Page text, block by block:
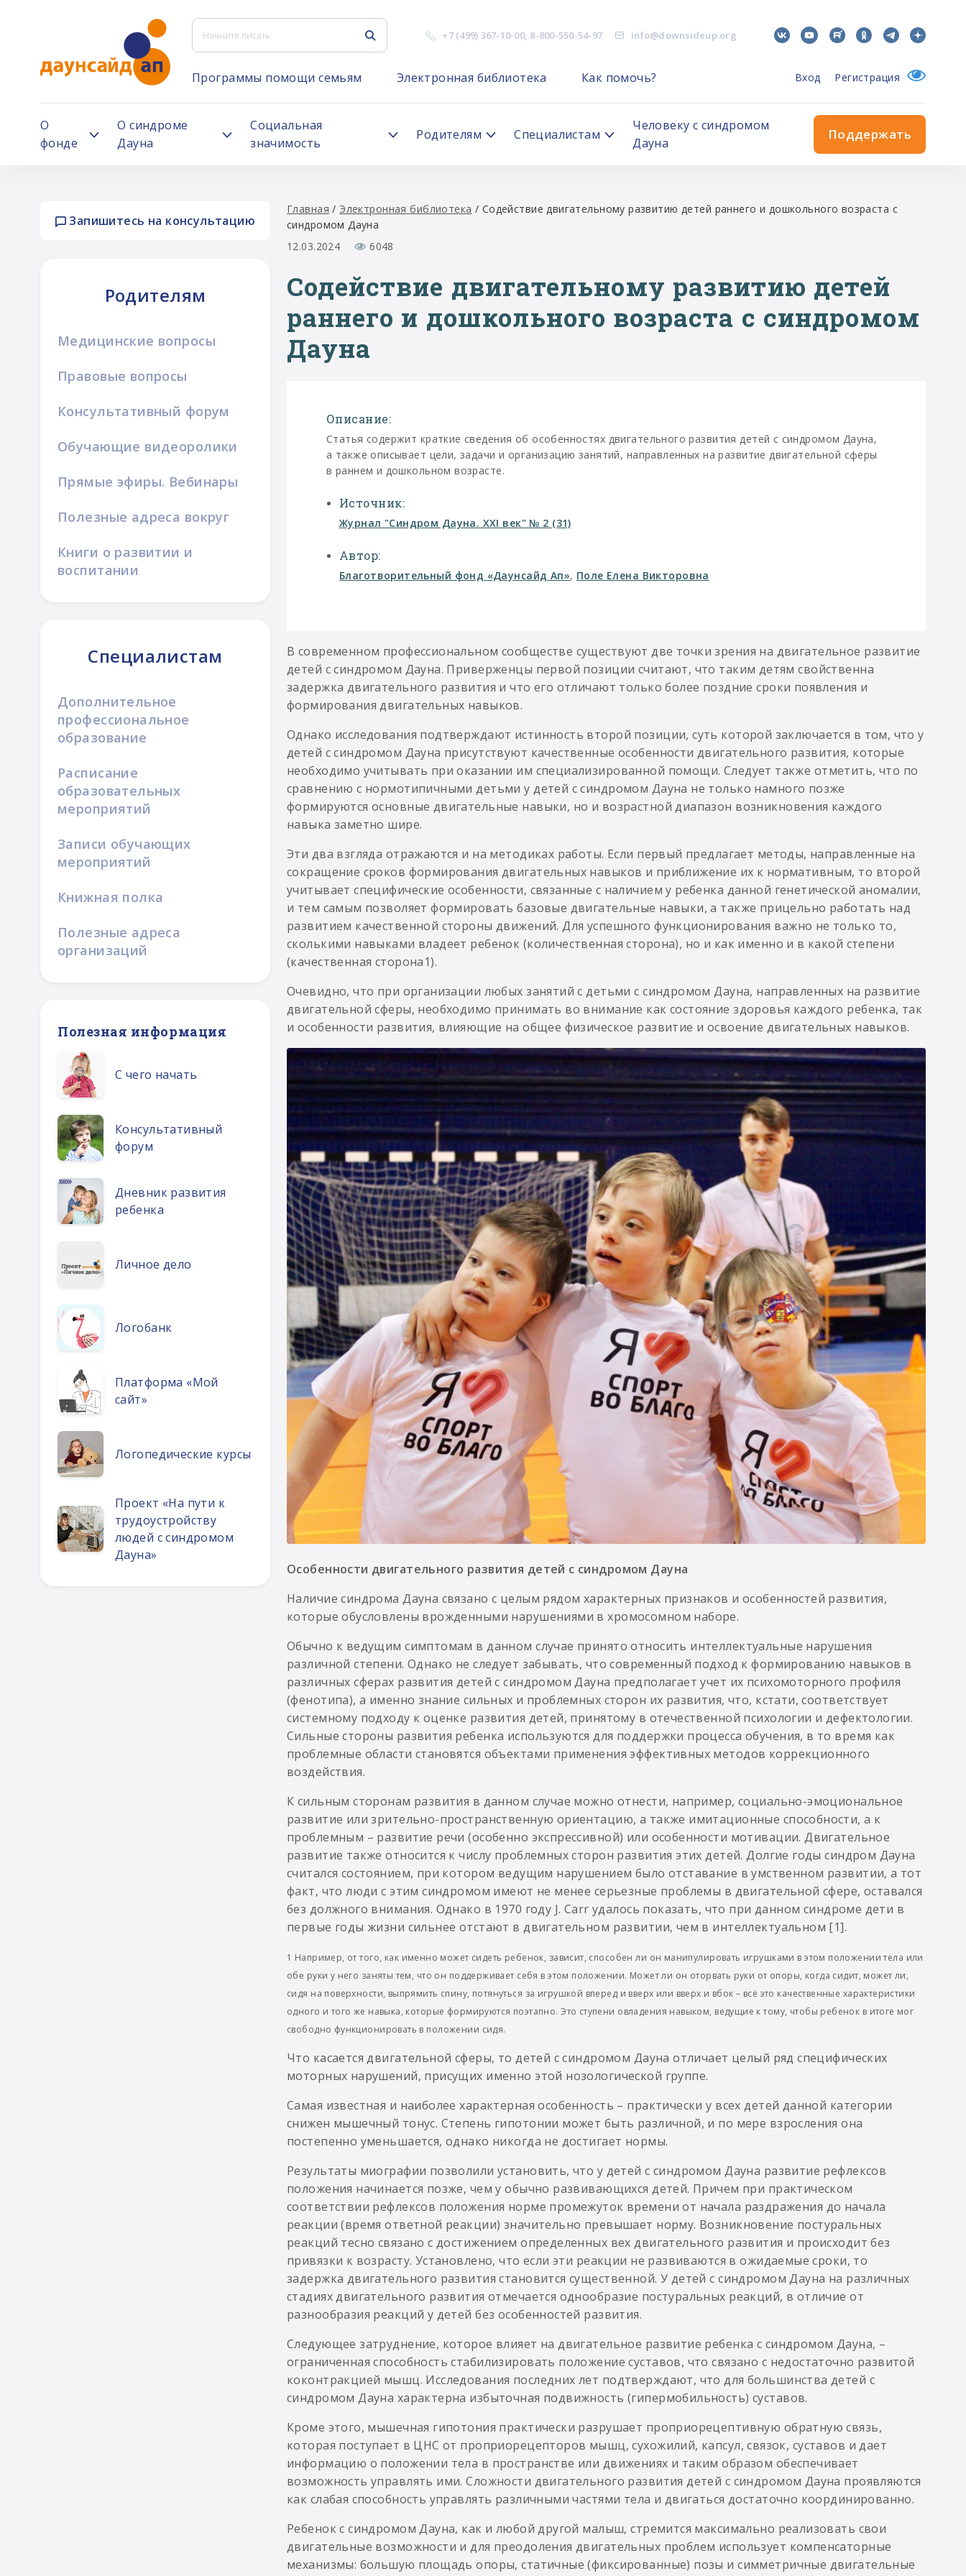
+7 (499) 367-10-00, 8-800-550-54-97 info@downsideup.org
Программы помощи семьям Электронная библиотека Как помочь? Вход Регистрация
О
фонде
О синдроме
Дауна
Социальная
значимость
Родителям Специалистам
Человеку с синдромом
Дауна
Поддержать
Запишитесь на консультацию
Родителям
Медицинские вопросы
Правовые вопросы
Консультативный форум
Обучающие видеоролики
Прямые эфиры. Вебинары
Полезные адреса вокруг
Книги о развитии и
воспитании
Специалистам
Дополнительное
профессиональное
образование
Расписание
образовательных
мероприятий
Записи обучающих
мероприятий
Книжная полка
Полезные адреса
организаций
Полезная информация
С чего начать
Консультативный
форум
Дневник развития
ребенка
Личное дело
Логобанк
Платформа «Мой
сайт»
Логопедические курсы
Проект «На пути к
трудоустройству
людей с синдромом
Дауна»
Главная / Электронная библиотека / Содействие двигательному развитию детей раннего и дошкольного возраста с
синдромом Дауна
12.03.2024
6048
Содействие двигательному развитию детей
раннего и дошкольного возраста с синдромом
Дауна
Описание:
Статья содержит краткие сведения об особенностях двигательного развития детей с синдромом Дауна,
а также описывает цели, задачи и организацию занятий, направленных на развитие двигательной сферы
в раннем и дошкольном возрасте.
Источник:
Журнал "Синдром Дауна. XXI век" № 2 (31)
Автор:
Благотворительный фонд «Даунсайд Ап», Поле Елена Викторовна
В современном профессиональном сообществе существуют две точки зрения на двигательное развитие
детей с синдромом Дауна. Приверженцы первой позиции считают, что таким детям свойственна
задержка двигательного развития и что его отличают только более поздние сроки появления и
формирования двигательных навыков.
Однако исследования подтверждают истинность второй позиции, суть которой заключается в том, что у
детей с синдромом Дауна присутствуют качественные особенности двигательного развития, которые
необходимо учитывать при оказании им специализированной помощи. Следует также отметить, что по
сравнению с нормотипичными детьми у детей с синдромом Дауна не только намного позже
формируются основные двигательные навыки, но и возрастной диапазон возникновения каждого
навыка заметно шире.
Эти два взгляда отражаются и на методиках работы. Если первый предлагает методы, направленные на
сокращение сроков формирования двигательных навыков и приближение их к нормативным, то второй
учитывает специфические особенности, связанные с наличием у ребенка данной генетической аномалии,
и тем самым позволяет формировать базовые двигательные навыки, а также прицельно работать над
развитием качественной стороны движений. Для успешного функционирования важно не только то,
сколькими навыками владеет ребенок (количественная сторона), но и как именно и в какой степени
(качественная сторона1).
Очевидно, что при организации любых занятий с детьми с синдромом Дауна, направленных на развитие
двигательной сферы, необходимо принимать во внимание как состояние здоровья каждого ребенка, так
и особенности развития, влияющие на общее физическое развитие и освоение двигательных навыков.
Особенности двигательного развития детей с синдромом Дауна
Наличие синдрома Дауна связано с целым рядом характерных признаков и особенностей развития,
которые обусловлены врожденными нарушениями в хромосомном наборе.
Обычно к ведущим симптомам в данном случае принято относить интеллектуальные нарушения
различной степени. Однако не следует забывать, что современный подход к формированию навыков в
различных сферах развития детей с синдромом Дауна предполагает учет их психомоторного профиля
(фенотипа), а именно знание сильных и проблемных сторон их развития, что, кстати, соответствует
системному подходу к оценке развития детей, принятому в отечественной психологии и дефектологии.
Сильные стороны развития ребенка используются для поддержки процесса обучения, в то время как
проблемные области становятся объектами применения эффективных методов коррекционного
воздействия.
К сильным сторонам развития в данном случае можно отнести, например, социально-эмоциональное
развитие или зрительно-пространственную ориентацию, а также имитационные способности, а к
проблемным – развитие речи (особенно экспрессивной) или особенности мотивации. Двигательное
развитие также относится к числу проблемных сторон развития этих детей. Долгие годы синдром Дауна
считался состоянием, при котором ведущим нарушением было отставание в умственном развитии, а тот
факт, что люди с этим синдромом имеют не менее серьезные проблемы в двигательной сфере, оставался
без должного внимания. Однако в 1970 году J. Carr удалось показать, что при данном синдроме дети в
первые годы жизни сильнее отстают в двигательном развитии, чем в интеллектуальном [1].
1 Например, от того, как именно может сидеть ребенок, зависит, способен ли он манипулировать игрушками в этом положении тела или
обе руки у него заняты тем, что он поддерживает себя в этом положении. Может ли он оторвать руки от опоры, когда сидит, может ли,
сидя на поверхности, выпрямить спину, потянуться за игрушкой вперед и вверх или вверх и вбок – всё это качественные характеристики
одного и того же навыка, которые формируются поэтапно. Это ступени овладения навыком, ведущие к тому, чтобы ребенок в итоге мог
свободно функционировать в положении сидя.
Что касается двигательной сферы, то детей с синдромом Дауна отличает целый ряд специфических
моторных нарушений, присущих именно этой нозологической группе.
Самая известная и наиболее характерная особенность – практически у всех детей данной категории
снижен мышечный тонус. Степень гипотонии может быть различной, и по мере взросления она
постепенно уменьшается, однако никогда не достигает нормы.
Результаты миографии позволили установить, что у детей с синдромом Дауна развитие рефлексов
положения начинается позже, чем у обычно развивающихся детей. Причем при практическом
соответствии рефлексов положения норме промежуток времени от начала раздражения до начала
реакции (время ответной реакции) значительно превышает норму. Возникновение постуральных
реакций тесно связано с достижением определенных вех двигательного развития и происходит без
привязки к возрасту. Установлено, что если эти реакции не развиваются в ожидаемые сроки, то
задержка двигательного развития становится существенной. У детей с синдромом Дауна на различных
стадиях двигательного развития отмечается однообразие постуральных реакций, в отличие от
разнообразия реакций у детей без особенностей развития.
Следующее затруднение, которое влияет на двигательное развитие ребенка с синдромом Дауна, –
ограниченная способность стабилизировать положение суставов, что связано с недостаточно развитой
коконтракцией мышц. Исследования последних лет подтверждают, что для большинства детей с
синдромом Дауна характерна избыточная подвижность (гипермобильность) суставов.
Кроме этого, мышечная гипотония практически разрушает проприорецептивную обратную связь,
которая поступает в ЦНС от проприорецепторов мышц, сухожилий, капсул, связок, суставов и дает
информацию о положении тела в пространстве или движениях и таким образом обеспечивает
возможность управлять ими. Сложности двигательного развития детей с синдромом Дауна проявляются
как слабая способность управлять различными частями тела и двигаться достаточно координированно.
Ребенок с синдромом Дауна, как и любой другой малыш, стремится максимально реализовать свои
двигательные возможности и для преодоления двигательных проблем использует компенсаторные
механизмы: большую площадь опоры, статичные (фиксированные) позы и симметричные двигательные